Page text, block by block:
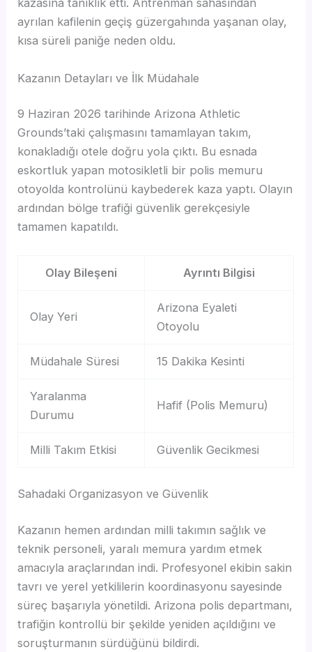
kazasına tanıklık etti. Antrenman sahasından
ayrılan kafilenin geçiş güzergahında yaşanan olay,
kısa süreli paniğe neden oldu.
Kazanın Detayları ve İlk Müdahale
9 Haziran 2026 tarihinde Arizona Athletic
Grounds’taki çalışmasını tamamlayan takım,
konakladığı otele doğru yola çıktı. Bu esnada
eskortluk yapan motosikletli bir polis memuru
otoyolda kontrolünü kaybederek kaza yaptı. Olayın
ardından bölge trafiği güvenlik gerekçesiyle
tamamen kapatıldı.
Olay Bileşeni Ayrıntı Bilgisi
Olay Yeri
Arizona Eyaleti
Otoyolu
Müdahale Süresi 15 Dakika Kesinti
Yaralanma
Durumu
Hafif (Polis Memuru)
Milli Takım Etkisi Güvenlik Gecikmesi
Sahadaki Organizasyon ve Güvenlik
Kazanın hemen ardından milli takımın sağlık ve
teknik personeli, yaralı memura yardım etmek
amacıyla araçlarından indi. Profesyonel ekibin sakin
tavrı ve yerel yetkililerin koordinasyonu sayesinde
süreç başarıyla yönetildi. Arizona polis departmanı,
trafiğin kontrollü bir şekilde yeniden açıldığını ve
soruşturmanın sürdüğünü bildirdi.